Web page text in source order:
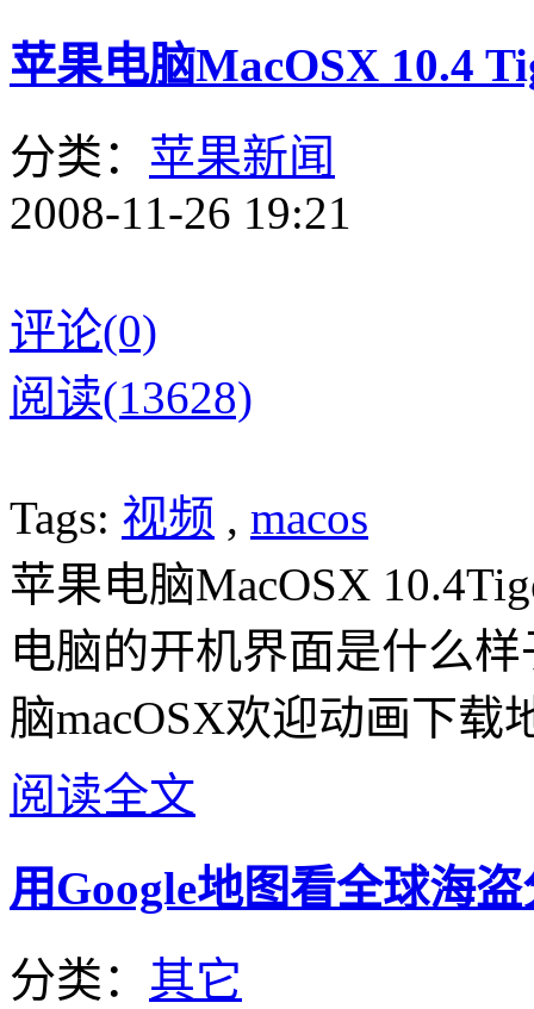
苹果电脑MacOSX 10.4
分类： 苹果新闻
2008-11-26 19:21
评论(0)
阅读(13628)
Tags: 视频 , macos
苹果电脑MacOSX
电脑的开机界面是什么
脑macOSX欢迎动画下载
阅读全文
用Google地图看全球海
分类： 其它